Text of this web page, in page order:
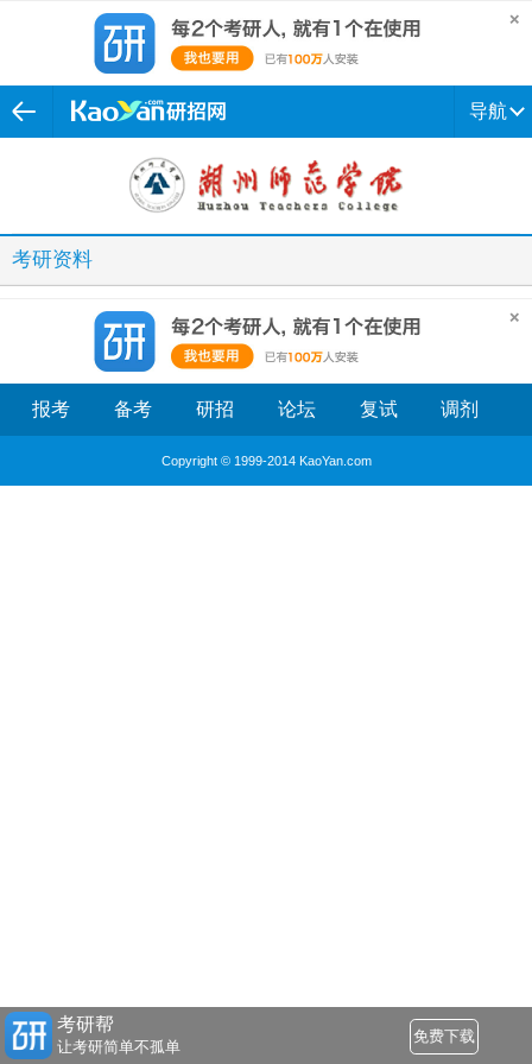
导航
考研资料
报考 备考 研招 论坛 复试 调剂
Copyright © 1999-2014 KaoYan.com
考研帮
让考研简单不孤单
免费下载